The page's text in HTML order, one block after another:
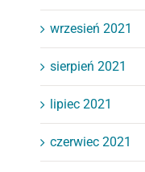
wrzesień 2021
sierpień 2021
lipiec 2021
czerwiec 2021